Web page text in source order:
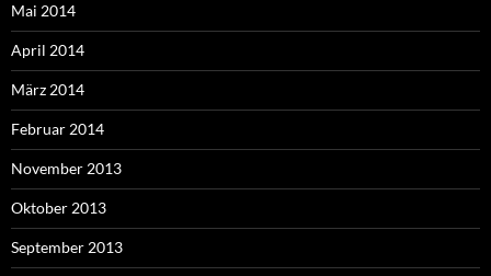
Mai 2014
April 2014
März 2014
Februar 2014
November 2013
Oktober 2013
September 2013